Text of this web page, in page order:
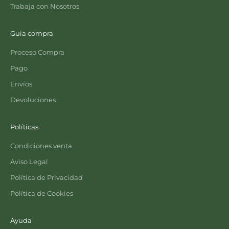
Trabaja con Nosotros
Guia compra
Proceso Compra
Pago
Envíos
Devoluciones
Políticas
Condiciones venta
Aviso Legal
Política de Privacidad
Política de Cookies
Ayuda